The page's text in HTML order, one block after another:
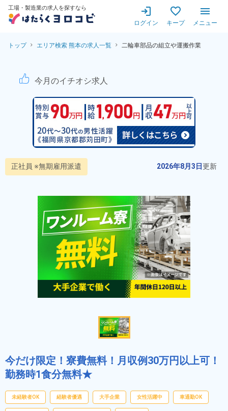
工場・製造業の求人を探すなら
ログイン キープ メニュー
トップ エリア検索 熊本の求人一覧 二輪車部品の組立や運搬作業
二輪車部品の組立や運搬作
今月のイチオシ求人
正社員 ※無期雇用派遣 2026年8月3日更新
今だけ限定！寮費無料！月収例30万円以上可！
勤務時1食分無料★
未経験者OK 経験者優遇 大手企業 女性活躍中 車通勤OK